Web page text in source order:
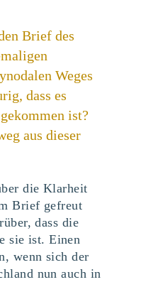
Brief des
Weges
dass es
ist?
aus dieser
die Klarheit
Brief gefreut
dass die
sie ist. Einen
wenn sich der
nun auch in